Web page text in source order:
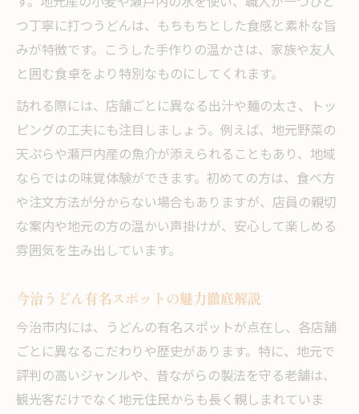
家族で味わう森上うどんの楽しみ方
友人と行くうどんランチで絆を深める
うどんを囲んで過ごす心豊かな時間
森上のうどんは団らんにぴったりの味
みんなで選ぶうどんメニューの魅力
美味しいうどんを通じて感じる地元の感謝
うどんの美味しさに込められた地元の想い
今治のおすすめうどんで感謝を実感しよう
森上のうどんが伝える感謝の心とは
うどんで感じる地元への感謝の気持ち
つ丁寧に打つうどんは、もちもちとした食感と素朴な旨
みが特徴です。こうした手作りの温かさは、家族や友人
と囲む食卓をより特別なものにしてくれます。
訪れる際には、店舗ごとに異なる出汁や麺の太さ、トッ
ピングの工夫にも注目しましょう。例えば、地元野菜の
天ぷらや瀬戸内産の魚介が添えられることもあり、地域
ならではの味覚体験ができます。初めての方は、食べ方
や注文方法が分からない場合もありますが、店員の親切
な案内や地元の方の温かい声掛けが、安心して楽しめる
雰囲気を生み出しています。
今治うどん有名スポットの魅力徹底解説
今治市内には、うどんの有名スポットが点在し、各店舗
ごとに異なるこだわりや歴史があります。特に、地元で
評判の高いジャンルや、昔ながらの製法を守る老舗は、
観光客だけでなく地元住民からも長く親しまれていま